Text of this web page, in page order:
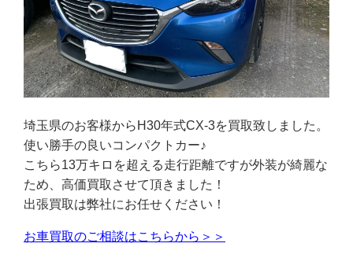
埼玉県のお客様からH30年式CX-3を買取致しました。
使い勝手の良いコンパクトカー♪
こちら13万キロを超える走行距離ですが外装が綺麗な
ため、高価買取させて頂きました！
出張買取は弊社にお任せください！
お車買取のご相談はこちらから＞＞